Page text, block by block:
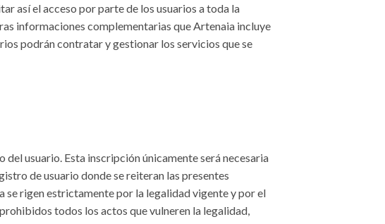
así el acceso por parte de los usuarios a toda la
informaciones complementarias que Artenaia incluye
podrán contratar y gestionar los servicios que se
usuario. Esta inscripción únicamente será necesaria
de usuario donde se reiteran las presentes
se rigen estrictamente por la legalidad vigente y por el
todos los actos que vulneren la legalidad,